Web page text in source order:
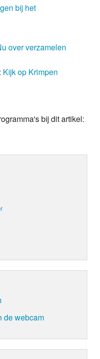
bij het
over verzamelen
Kijk op Krimpen
bij dit artikel:
de webcam